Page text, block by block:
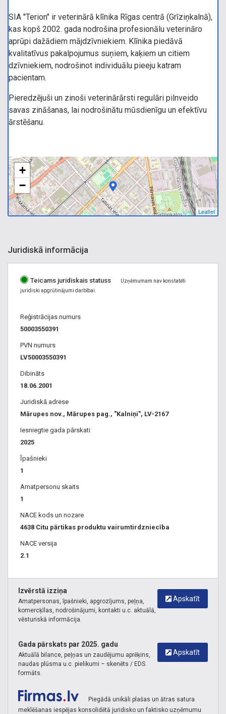
SIA "Terion" ir veterinārā klīnika Rīgas centrā (Grīziņkalnā),
kas kopš 2002. gada nodrošina profesionālu veterināro
aprūpi dažādiem mājdzīvniekiem. Klīnika piedāvā
kvalitatīvus pakalpojumus suņiem, kaķiem un citiem
dzīvniekiem, nodrošinot individuālu pieeju katram
pacientam.
Pieredzējuši un zinoši veterinārārsti regulāri pilnveido
savas zināšanas, lai nodrošinātu mūsdienīgu un efektīvu
ārstēšanu.
+
−
Leaflet
Juridiskā informācija
Teicams juridiskais statuss
Uzņēmumam nav konstatēti
juridiski apgrūtinājumi darbībai.
Reģistrācijas numurs
50003550391
PVN numurs
LV50003550391
Dibināts
18.06.2001
Juridiskā adrese
Mārupes nov., Mārupes pag., "Kalniņi", LV-2167
Iesniegtie gada pārskati
2025
Īpašnieki
1
Amatpersonu skaits
1
NACE kods un nozare
4638 Citu pārtikas produktu vairumtirdzniecība
NACE versija
2.1
Apskatīt
Izvērstā izziņa
Amatpersonas, īpašnieki, apgrozījums, peļņa,
komercķīlas, nodrošinājumi, kontakti u.c. aktuālā,
vēsturiskā informācija.
Apskatīt
Gada pārskats par 2025. gadu
Aktuālā bilance, peļņas un zaudējumu aprēķins,
naudas plūsma u.c. pielikumi – skenēts / EDS
formāts.
Piegādā unikāli plašas un ātras satura
meklēšanas iespējas konsolidētā juridisko un faktisko uzņēmumu